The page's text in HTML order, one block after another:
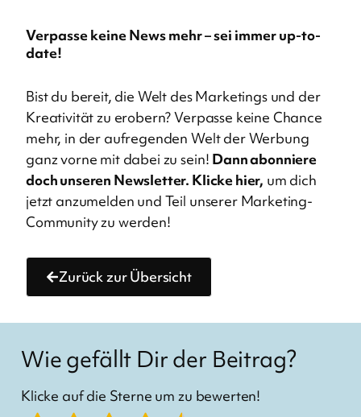
Verpasse keine News mehr – sei immer up-to-
date!
Bist du bereit, die Welt des Marketings und der
Kreativität zu erobern? Verpasse keine Chance
mehr, in der aufregenden Welt der Werbung
ganz vorne mit dabei zu sein! Dann abonniere
doch unseren Newsletter. Klicke hier, um dich
jetzt anzumelden und Teil unserer Marketing-
Community zu werden!
Zurück zur Übersicht
Wie gefällt Dir der Beitrag?
Klicke auf die Sterne um zu bewerten!